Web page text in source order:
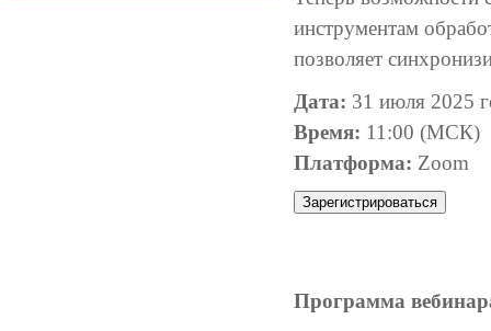
инструментам
позволяет
Дата: 31 июля 2025
Время: 11:00 (МСК)
Платформа: Zoom
Зарегистрироваться
Программа